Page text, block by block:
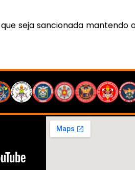
seja sancionada mantendo